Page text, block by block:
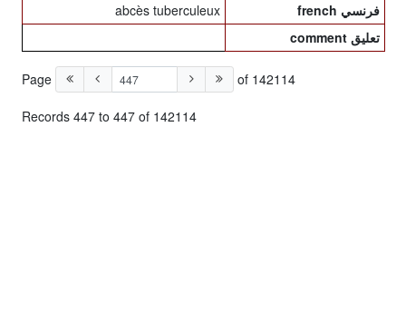
french فرنسي
abcès tuberculeux
comment تعليق
Page of 142114
Records 447 to 447 of 142114